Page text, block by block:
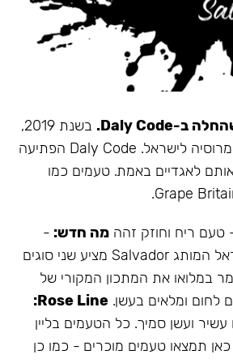
בשנת 2019,
זו הייתה תערובת התה הראשונה שהובאה מרוסיה לישראל. Daly Code הפתיעה
לאגדיים באמת. טעמים כמו
טעם ריח וחוזק זהה מה חדש: -
עמיד יותר לחום - אריזה נוחה - מיוצר בישראל המותג Salvador מציע שני סוגים
במלואו את המתכון המקורי של
Rose Line:
ועשן סמיך. כל הטעמים בליין
תמצאו טעמים מוכרים - כמו כן